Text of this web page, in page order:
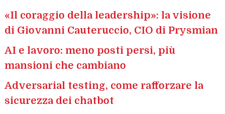
«Il coraggio della leadership»: la visione
di Giovanni Cauteruccio, CIO di Prysmian
AI e lavoro: meno posti persi, più
mansioni che cambiano
Adversarial testing, come rafforzare la
sicurezza dei chatbot